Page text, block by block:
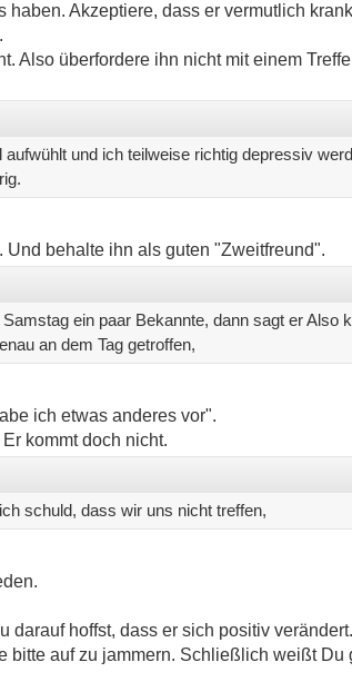
haben. Akzeptiere, dass er vermutlich
Also überfordere ihn nicht mit einem
und ich teilweise richtig depressiv
behalte ihn als guten "Zweitfreund".
ein paar Bekannte, dann sagt er Also
an dem Tag getroffen,
ich etwas anderes vor".
kommt doch nicht.
schuld, dass wir uns nicht treffen,
darauf hoffst, dass er sich positiv verändert.
bitte auf zu jammern. Schließlich weißt Du